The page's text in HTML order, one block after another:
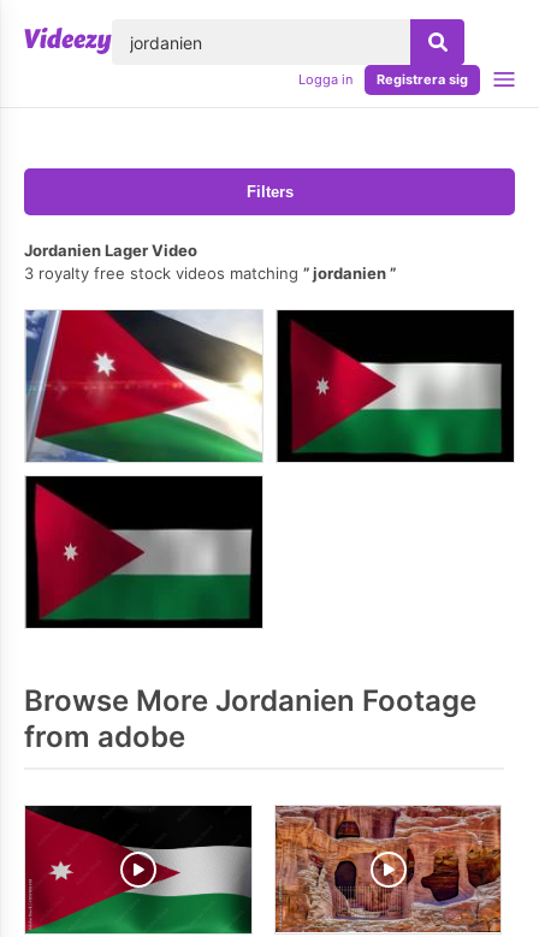
Logga in Registrera sig
Filters
Jordanien Lager Video
3 royalty free stock videos matching
jordanien
Browse More Jordanien Footage
from adobe